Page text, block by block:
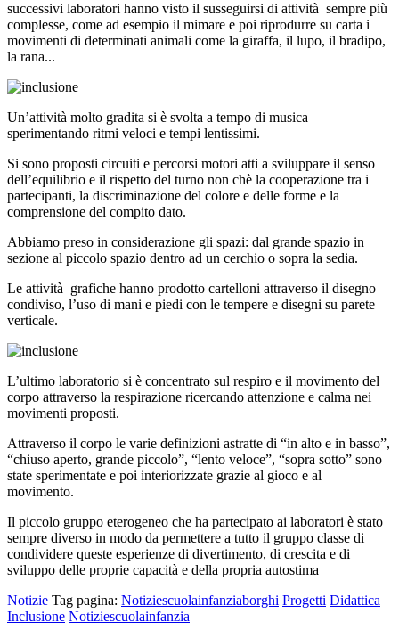
successivi laboratori hanno visto il susseguirsi di attività sempre più
complesse, come ad esempio il mimare e poi riprodurre su carta i
movimenti di determinati animali come la giraffa, il lupo, il bradipo,
la rana...
Un’attività molto gradita si è svolta a tempo di musica
sperimentando ritmi veloci e tempi lentissimi.
Si sono proposti circuiti e percorsi motori atti a sviluppare il senso
dell’equilibrio e il rispetto del turno non chè la cooperazione tra i
partecipanti, la discriminazione del colore e delle forme e la
comprensione del compito dato.
Abbiamo preso in considerazione gli spazi: dal grande spazio in
sezione al piccolo spazio dentro ad un cerchio o sopra la sedia.
Le attività grafiche hanno prodotto cartelloni attraverso il disegno
condiviso, l’uso di mani e piedi con le tempere e disegni su parete
verticale.
L’ultimo laboratorio si è concentrato sul respiro e il movimento del
corpo attraverso la respirazione ricercando attenzione e calma nei
movimenti proposti.
Attraverso il corpo le varie definizioni astratte di “in alto e in basso”,
“chiuso aperto, grande piccolo”, “lento veloce”, “sopra sotto” sono
state sperimentate e poi interiorizzate grazie al gioco e al
movimento.
Il piccolo gruppo eterogeneo che ha partecipato ai laboratori è stato
sempre diverso in modo da permettere a tutto il gruppo classe di
condividere queste esperienze di divertimento, di crescita e di
sviluppo delle proprie capacità e della propria autostima
Notizie Tag pagina: Notiziescuolainfanziaborghi Progetti Didattica
Inclusione Notiziescuolainfanzia